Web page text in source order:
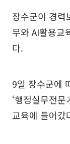
장수군이 경력
무와 AI활용교
다.
9일 장수군에
‘행정실무전
교육에 들어갔